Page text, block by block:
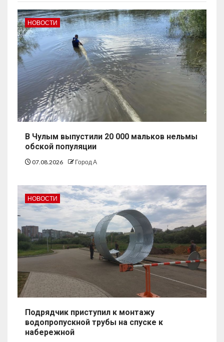
НОВОСТИ
В Чулым выпустили 20 000 мальков нельмы
обской популяции
07.08.2026 Город А
НОВОСТИ
Подрядчик приступил к монтажу
водопропускной трубы на спуске к
набережной